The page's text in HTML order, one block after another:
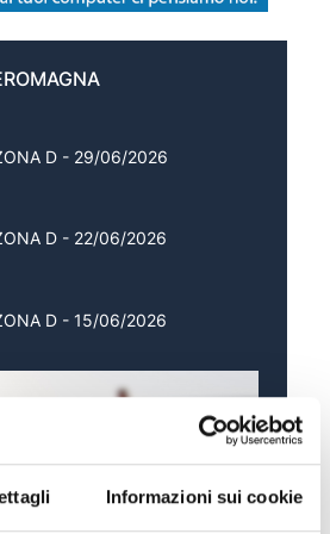
Informazioni sui cookie
D - 29/06/2026
D - 22/06/2026
D - 15/06/2026